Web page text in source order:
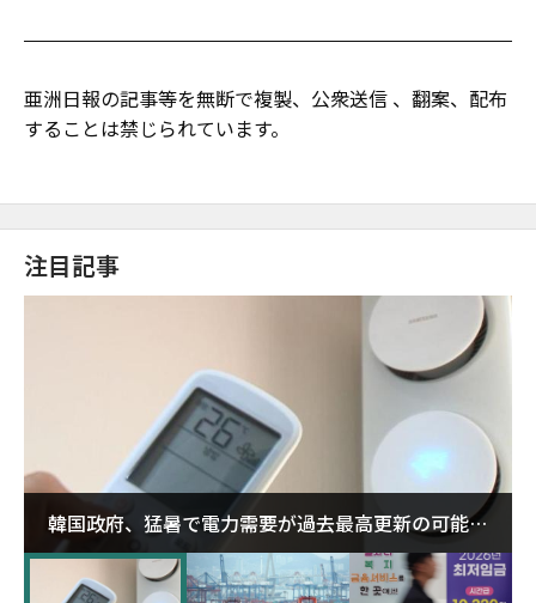
亜洲日報の記事等を無断で複製、公衆送信 、翻案、配布
することは禁じられています。
注目記事
韓国政府、猛暑で電力需要が過去最高更新の可能性
に需給対応体制を点検